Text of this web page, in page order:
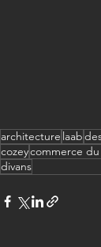
architecture laab
cozeycommerce
divans